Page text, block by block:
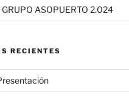
ASOPUERTO 2.024
RECIENTES